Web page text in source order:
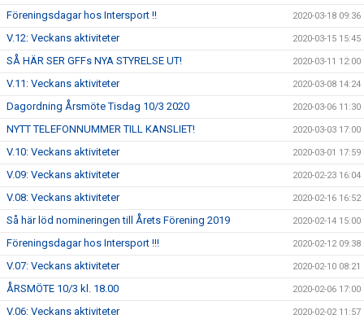
Föreningsdagar hos Intersport !! 2020-03-18 09:36
V.12: Veckans aktiviteter 2020-03-15 15:45
SÅ HÄR SER GFFs NYA STYRELSE UT! 2020-03-11 12:00
V.11: Veckans aktiviteter 2020-03-08 14:24
Dagordning Årsmöte Tisdag 10/3 2020 2020-03-06 11:30
NYTT TELEFONNUMMER TILL KANSLIET! 2020-03-03 17:00
V.10: Veckans aktiviteter 2020-03-01 17:59
V.09: Veckans aktiviteter 2020-02-23 16:04
V.08: Veckans aktiviteter 2020-02-16 16:52
Så här löd nomineringen till Årets Förening 2019 2020-02-14 15:00
Föreningsdagar hos Intersport !!! 2020-02-12 09:38
V.07: Veckans aktiviteter 2020-02-10 08:21
ÅRSMÖTE 10/3 kl. 18.00 2020-02-06 17:00
V.06: Veckans aktiviteter 2020-02-02 11:57